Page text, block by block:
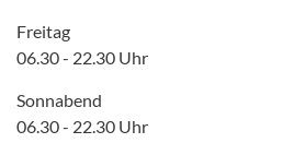
Freitag
06.30 - 22.30 Uhr
Sonnabend
06.30 - 22.30 Uhr